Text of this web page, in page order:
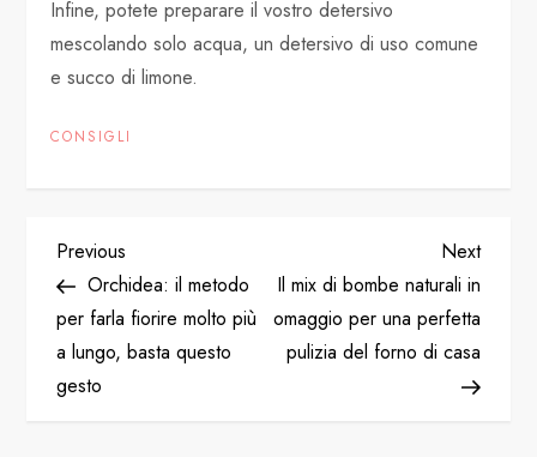
Infine, potete preparare il vostro detersivo
mescolando solo acqua, un detersivo di uso comune
e succo di limone.
CONSIGLI
P
o
s
Previous
Post
Previous
Orchidea: il metodo
per farla fiorire molto più
a lungo, basta questo
gesto
Next
Post
Next
Il mix di bombe naturali in
omaggio per una perfetta
pulizia del forno di casa